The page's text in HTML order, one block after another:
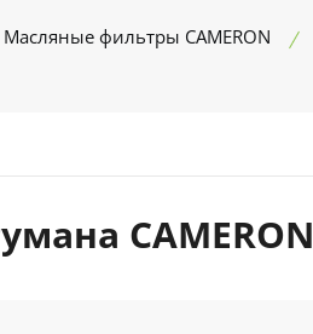
Масляные фильтры CAMERON
CAMERON